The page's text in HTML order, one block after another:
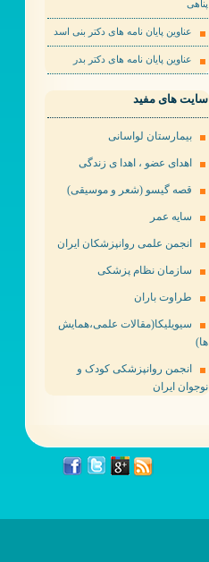
پناهی
عناوین پایان نامه های دکتر بنی اسد
عناوین پایان نامه های دکتر بدر
سایت های مفید
بیمارستان لواسانی
اهدای عضو ، اهدا ی زندگی
قصه گیسو (شعر و موسیقی)
سایه عمر
انجمن علمی روانپزشکان ایران
سازمان نظام پزشکی
طراوت باران
سیویلیکا(مقالات علمی،همایش
ها)
انجمن روانپزشکی کودک و
نوجوان ایران